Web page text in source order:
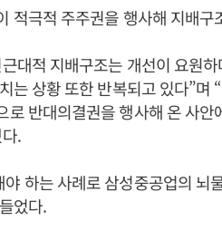
적극적 주주권을 행사해 지배
대적 지배구조는 개선이 요원
는 상황 또한 반복되고 있다”며
로 반대의결권을 행사해 온 사
.
하는 사례로 삼성중공업의 뇌
었다.